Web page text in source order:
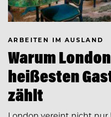
ARBEITEN IM AUSLAND
Warum
heißesten
zählt